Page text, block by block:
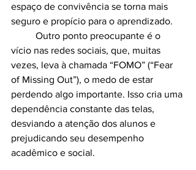
espaço de convivência se torna mais
seguro e propício para o aprendizado.
vício nas redes sociais, que, muitas
vezes, leva à chamada “FOMO” (“Fear
of Missing Out”), o medo de estar
perdendo algo importante. Isso cria uma
dependência constante das telas,
desviando a atenção dos alunos e
prejudicando seu desempenho
acadêmico e social.